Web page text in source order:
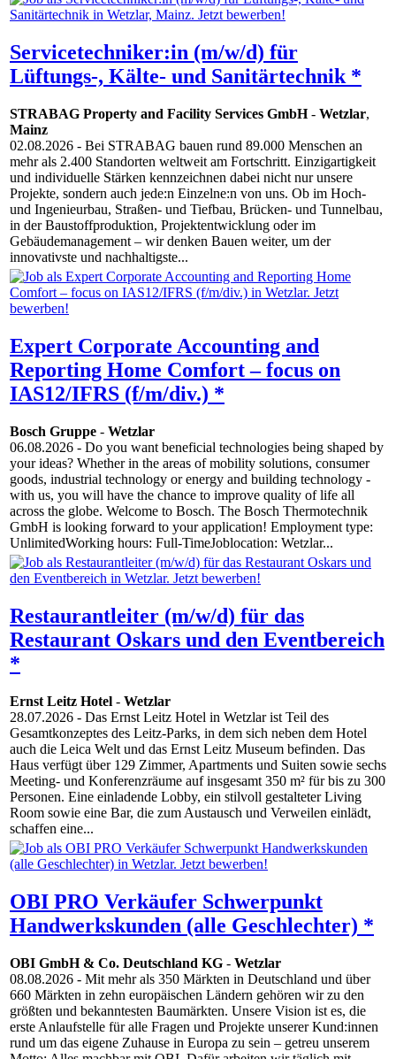
Servicetechniker:in (m/w/d) für
Lüftungs-, Kälte- und Sanitärtechnik *
STRABAG Property and Facility Services GmbH- Wetzlar,
Mainz
02.08.2026 - Bei STRABAG bauen rund 89.000 Menschen an
mehr als 2.400 Standorten weltweit am Fortschritt. Einzigartigkeit
und individuelle Stärken kennzeichnen dabei nicht nur unsere
Projekte, sondern auch jede:n Einzelne:n von uns. Ob im Hoch-
und Ingenieurbau, Straßen- und Tiefbau, Brücken- und Tunnelbau,
in der Baustoffproduktion, Projektentwicklung oder im
Gebäudemanagement – wir denken Bauen weiter, um der
innovativste und nachhaltigste...
Expert Corporate Accounting and
Reporting Home Comfort – focus on
IAS12/IFRS (f/m/div.) *
Bosch Gruppe - Wetzlar
06.08.2026 - Do you want beneficial technologies being shaped by
your ideas? Whether in the areas of mobility solutions, consumer
goods, industrial technology or energy and building technology -
with us, you will have the chance to improve quality of life all
across the globe. Welcome to Bosch. The Bosch Thermotechnik
GmbH is looking forward to your application! Employment type:
UnlimitedWorking hours: Full-TimeJoblocation: Wetzlar...
Restaurantleiter (m/w/d) für das
Restaurant Oskars und den Eventbereich
*
Ernst Leitz Hotel - Wetzlar
28.07.2026 - Das Ernst Leitz Hotel in Wetzlar ist Teil des
Gesamtkonzeptes des Leitz-Parks, in dem sich neben dem Hotel
auch die Leica Welt und das Ernst Leitz Museum befinden. Das
Haus verfügt über 129 Zimmer, Apartments und Suiten sowie sechs
Meeting- und Konferenzräume auf insgesamt 350 m² für bis zu 300
Personen. Eine einladende Lobby, ein stilvoll gestalteter Living
Room sowie eine Bar, die zum Austausch und Verweilen einlädt,
schaffen eine...
OBI PRO Verkäufer Schwerpunkt
Handwerkskunden (alle Geschlechter) *
OBI GmbH & Co. Deutschland KG - Wetzlar
08.08.2026 - Mit mehr als 350 Märkten in Deutschland und über
660 Märkten in zehn europäischen Ländern gehören wir zu den
größten und bekanntesten Baumärkten. Unsere Vision ist es, die
erste Anlaufstelle für alle Fragen und Projekte unserer Kund:innen
rund um das eigene Zuhause in Europa zu sein – getreu unserem